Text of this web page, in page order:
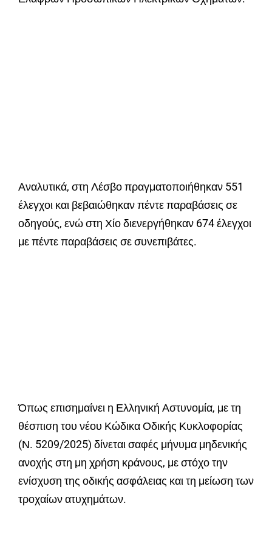
Αναλυτικά, στη Λέσβο πραγματοποιήθηκαν 551
έλεγχοι και βεβαιώθηκαν πέντε παραβάσεις σε
οδηγούς, ενώ στη Χίο διενεργήθηκαν 674 έλεγχοι
με πέντε παραβάσεις σε συνεπιβάτες.
Όπως επισημαίνει η Ελληνική Αστυνομία, με τη
θέσπιση του νέου Κώδικα Οδικής Κυκλοφορίας
(Ν. 5209/2025) δίνεται σαφές μήνυμα μηδενικής
ανοχής στη μη χρήση κράνους, με στόχο την
ενίσχυση της οδικής ασφάλειας και τη μείωση των
τροχαίων ατυχημάτων.